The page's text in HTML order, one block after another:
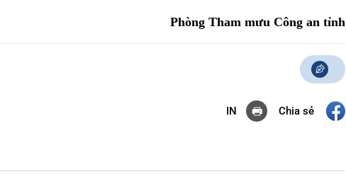
Phòng Tham mưu Công an tỉnh
IN Chia sẻ